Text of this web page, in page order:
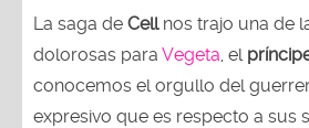
La saga de Cellnos trajo una de
dolorosas para Vegeta , el
conocemos el orgullo del
expresivo que es respecto a sus